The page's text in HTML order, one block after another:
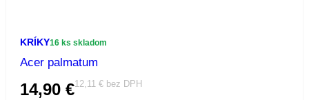
KRÍKY16 ks skladom
Acer palmatum
14,90 €12,11 € bez DPH